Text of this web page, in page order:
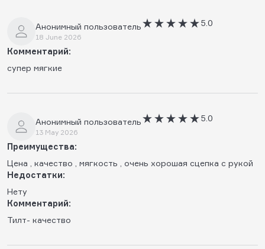
Анонимный пользователь
18 June 2026
5.0
Комментарий:
супер мягкие
Анонимный пользователь
13 May 2026
5.0
Преимущества:
Цена , качество , мягкость , очень хорошая сцепка с рукой
Недостатки:
Нету
Комментарий:
Тилт- качество